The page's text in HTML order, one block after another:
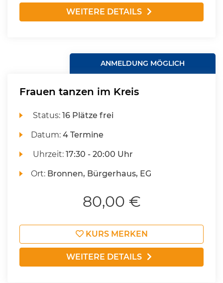
WEITERE DETAILS
ANMELDUNG MÖGLICH
Frauen tanzen im Kreis
Status:16 Plätze frei
Datum:4 Termine
Uhrzeit:17:30 - 20:00 Uhr
Ort: Bronnen, Bürgerhaus, EG
80,00 €
KURS MERKEN
WEITERE DETAILS